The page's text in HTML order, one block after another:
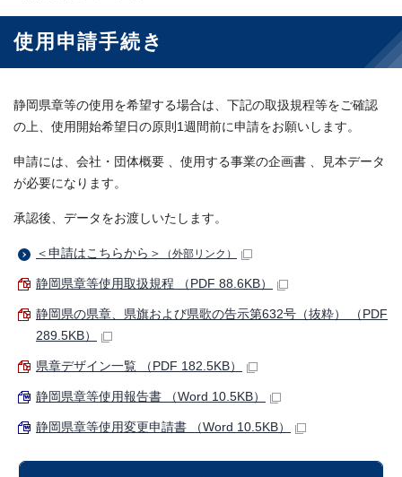
使用申請手続き
静岡県章等の使用を希望する場合は、下記の取扱規程等をご確認
の上、使用開始希望日の原則1週間前に申請をお願いします。
申請には、会社・団体概要 、使用する事業の企画書 、見本データ
が必要になります。
承認後、データをお渡しいたします。
＜申請はこちらから＞ （外部リンク）
静岡県章等使用取扱規程 （PDF 88.6KB）
静岡県の県章、県旗および県歌の告示第632号（抜粋） （PDF
289.5KB）
県章デザイン一覧 （PDF 182.5KB）
静岡県章等使用報告書 （Word 10.5KB）
静岡県章等使用変更申請書 （Word 10.5KB）